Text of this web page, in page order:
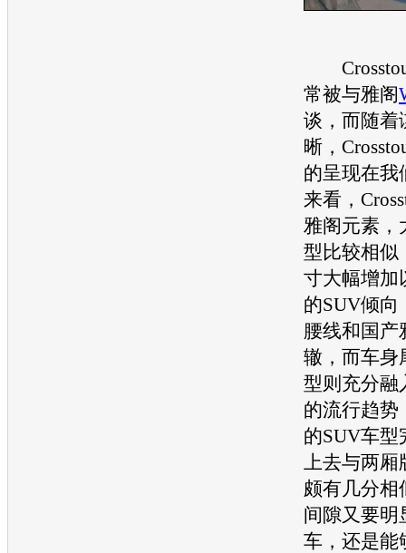
常被与雅阁
谈，而随着
晰，
的呈现在我
来看，
雅阁元素，
型 比较相似
寸大幅增加
的SUV倾向
腰线和国产
辙，而车身
型则充分融
的流行趋势
的SUV车型
上去与两厢
颇有几分相
间隙又要明
车，还是能